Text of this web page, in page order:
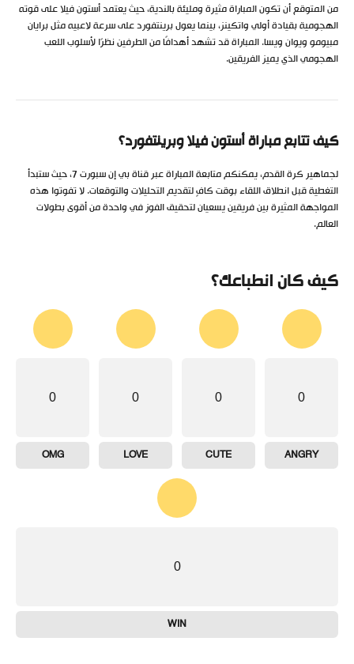
من المتوقع أن تكون المباراة مثيرة ومليئة بالندية، حيث يعتمد أستون فيلا على قوته
الهجومية بقيادة أولي واتكينز، بينما يعول برينتفورد على سرعة لاعبيه مثل برايان
مبيومو ويوان ويسا. المباراة قد تشهد أهدافًا من الطرفين نظرًا لأسلوب اللعب
الهجومي الذي يميز الفريقين.
كيف تتابع مباراة أستون فيلا وبرينتفورد؟
لجماهير كرة القدم، يمكنكم متابعة المباراة عبر قناة بي إن سبورت 7، حيث ستبدأ
التغطية قبل انطلاق اللقاء بوقت كافٍ لتقديم التحليلات والتوقعات. لا تفوتوا هذه
المواجهة المثيرة بين فريقين يسعيان لتحقيق الفوز في واحدة من أقوى بطولات
العالم.
كيف كان انطباعك؟
0
ANGRY
0
CUTE
0
LOVE
0
OMG
0
WIN